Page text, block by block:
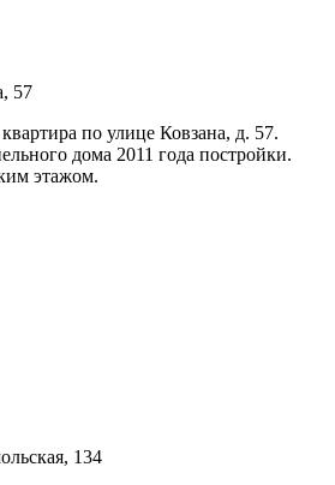
57
по улице Ковзана, д. 57.
дома 2011 года постройки.
этажом.
134